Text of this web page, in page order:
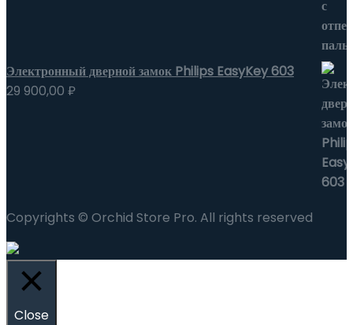
Электронный дверной замок Philips EasyKey 603
29 900,00 ₽
Copyrights © Orchid Store Pro. All rights reserved
Close